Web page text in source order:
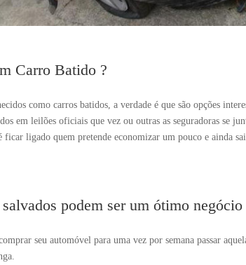
Carro Batido ?
como carros batidos, a verdade é que são opções
em leilões oficiais que vez ou outras as seguradoras se
ficar ligado quem pretende economizar um pouco e ainda
podem ser um ótimo negócio
seu automóvel para uma vez por semana passar